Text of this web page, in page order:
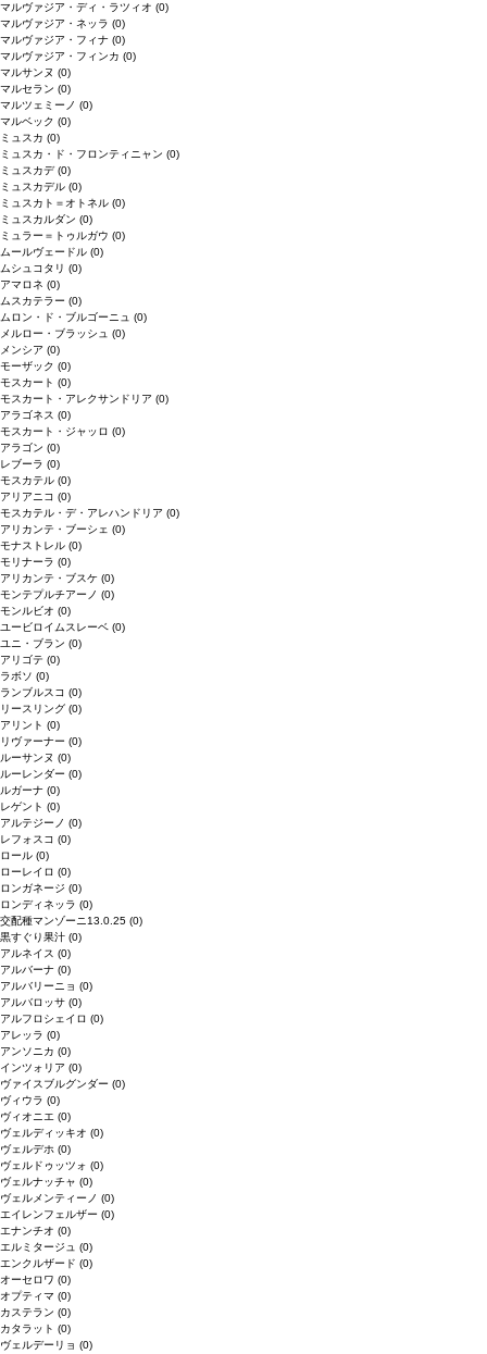
マルヴァジア・ディ・ラツィオ (0)
マルヴァジア・ネッラ (0)
マルヴァジア・フィナ (0)
マルヴァジア・フィンカ (0)
マルサンヌ (0)
マルセラン (0)
マルツェミーノ (0)
マルベック (0)
ミュスカ (0)
ミュスカ・ド・フロンティニャン (0)
ミュスカデ(0)
ミュスカデル (0)
ミュスカト＝オトネル (0)
ミュスカルダン (0)
ミュラー＝トゥルガウ (0)
ムールヴェードル (0)
ムシュコタリ (0)
アマロネ (0)
ムスカテラー (0)
ムロン・ド・ブルゴーニュ (0)
メルロー・ブラッシュ (0)
メンシア (0)
モーザック (0)
モスカート (0)
モスカート・アレクサンドリア (0)
アラゴネス (0)
モスカート・ジャッロ (0)
アラゴン (0)
レブーラ (0)
モスカテル (0)
アリアニコ (0)
モスカテル・デ・アレハンドリア (0)
アリカンテ・ブーシェ (0)
モナストレル (0)
モリナーラ (0)
アリカンテ・ブスケ (0)
モンテプルチアーノ (0)
モンルビオ (0)
ユービロイムスレーベ (0)
ユニ・ブラン (0)
アリゴテ (0)
ラボソ (0)
ランブルスコ (0)
リースリング (0)
アリント (0)
リヴァーナー (0)
ルーサンヌ (0)
ルーレンダー (0)
ルガーナ (0)
レゲント (0)
アルテジーノ (0)
レフォスコ (0)
ロール (0)
ローレイロ (0)
ロンガネージ (0)
ロンディネッラ (0)
交配種マンゾーニ13.0.25 (0)
黒すぐり果汁 (0)
アルネイス (0)
アルバーナ (0)
アルバリーニョ (0)
アルバロッサ (0)
アルフロシェイロ (0)
アレッラ (0)
アンソニカ (0)
インツォリア (0)
ヴァイスブルグンダー (0)
ヴィウラ (0)
ヴィオニエ (0)
ヴェルディッキオ (0)
ヴェルデホ (0)
ヴェルドゥッツォ (0)
ヴェルナッチャ (0)
ヴェルメンティーノ (0)
エイレンフェルザー (0)
エナンチオ (0)
エルミタージュ (0)
エンクルザード (0)
オーセロワ (0)
オプティマ (0)
カステラン (0)
カタラット (0)
ヴェルデーリョ (0)